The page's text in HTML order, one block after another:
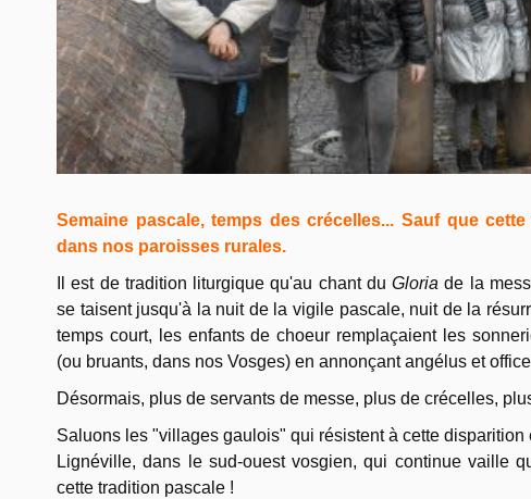
Semaine pascale, temps des crécelles... Sauf que
dans nos paroisses rurales.
Il est de tradition liturgique qu'au chant du Gloria de la
se taisent jusqu'à la nuit de la vigile pascale, nuit de la
temps court, les enfants de choeur remplaçaient les
(ou bruants, dans nos Vosges) en annonçant angélus et
Désormais, plus de servants de messe, plus de crécelles,
Saluons les "villages gaulois" qui résistent à cette disparition
Lignéville, dans le sud-ouest vosgien, qui continue vaille
cette tradition pascale !